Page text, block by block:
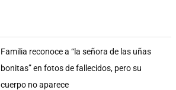
Familia reconoce a “la señora de las uñas
bonitas” en fotos de fallecidos, pero su
cuerpo no aparece